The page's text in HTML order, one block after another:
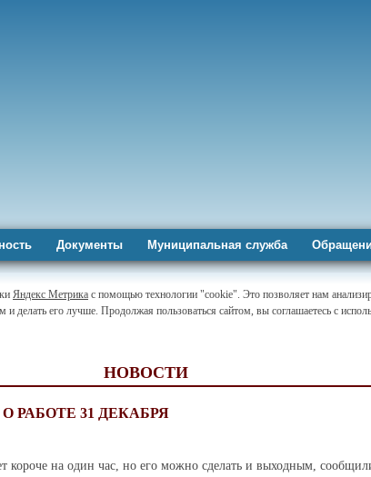
Документы Муниципальная служба
Яндекс Метрика с помощью технологии "cookie". Это позволяет нам
и делать его лучше. Продолжая пользоваться сайтом, вы соглашаетесь с
НОВОСТИ
РАБОТЕ 31 ДЕКАБРЯ
короче на один час, но его можно сделать и выходным,